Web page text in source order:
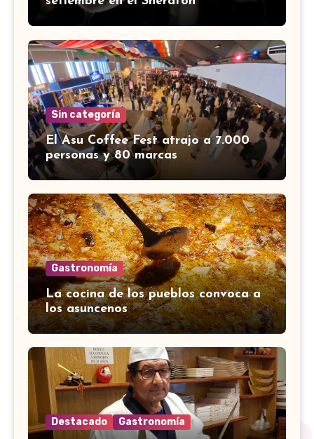
Sin categoría
El Asu Coffee Fest atrajo a 7.000
personas y 80 marcas
Gastronomía
La cocina de los pueblos convoca a
los asuncenos
Destacado Gastronomía